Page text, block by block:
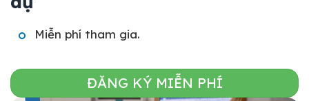
Miễn phí tham gia.
ĐĂNG KÝ MIỄN PHÍ